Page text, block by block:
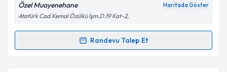
Özel Muayenehane Haritada Göster
Atatürk Cad.Kemal Özülkü İşm.D:19 Kat-2,
Randevu Talep Et
Randevu Takvimi Talebi